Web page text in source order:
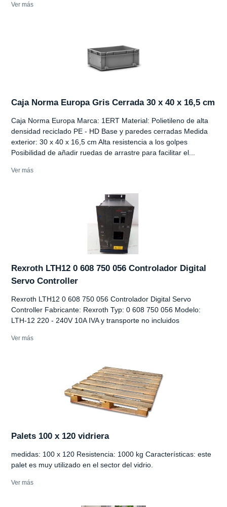
Ver más
Caja Norma Europa Gris Cerrada 30 x 40 x 16,5 cm
Caja Norma Europa Marca: 1ERT Material: Polietileno de alta
densidad reciclado PE - HD Base y paredes cerradas Medida
exterior: 30 x 40 x 16,5 cm Alta resistencia a los golpes
Posibilidad de añadir ruedas de arrastre para facilitar el...
Ver más
Rexroth LTH12 0 608 750 056 Controlador Digital
Servo Controller
Rexroth LTH12 0 608 750 056 Controlador Digital Servo
Controller Fabricante: Rexroth Typ: 0 608 750 056 Modelo:
LTH-12 220 - 240V 10A IVA y transporte no incluidos
Ver más
Palets 100 x 120 vidriera
medidas: 100 x 120 Resistencia: 1000 kg Características: este
palet es muy utilizado en el sector del vidrio.
Ver más